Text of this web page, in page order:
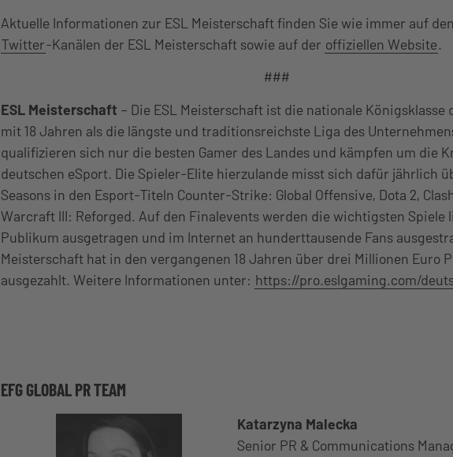
Aktuelle Informationen zur ESL Meisterschaft finden Sie wie immer auf den
Twitter-Kanälen der ESL Meisterschaft sowie auf der offiziellen Website.
###
ESL Meisterschaft – Die ESL Meisterschaft ist die nationale Königsklasse
mit 18 Jahren als die längste und traditionsreichste Liga des
qualifizieren sich nur die besten Gamer des Landes und kämpfen um die
deutschen eSport. Die Spieler-Elite hierzulande misst sich dafür jährlich
Seasons in den Esport-Titeln Counter-Strike: Global Offensive, Dota 2,
Warcraft III: Reforged. Auf den Finalevents werden die wichtigsten Spiele
Publikum ausgetragen und im Internet an hunderttausende Fans
Meisterschaft hat in den vergangenen 18 Jahren über drei Millionen Euro
ausgezahlt. Weitere Informationen unter: https://pro.eslgaming.com/
EFG GLOBAL PR TEAM
Katarzyna Malecka
Senior PR & Communications